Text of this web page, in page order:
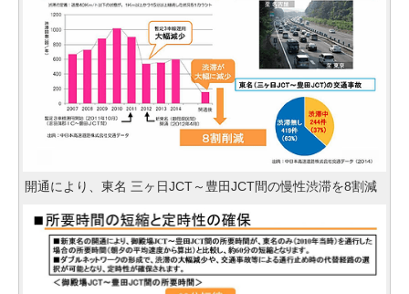
開通により、東名 三ヶ日JCT～豊田JCT間の慢性渋滞を8割減